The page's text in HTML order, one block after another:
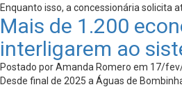
Enquanto isso, a concessionária solicita
Mais de 1.200
interligarem ao
Postado por Amanda Romero em 17/
Desde final de 2025 a Águas de